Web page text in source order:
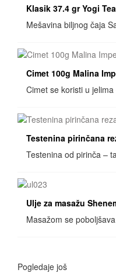
Klasik 37.4 gr Yogi Tea
Mešavina biljnog čaja
Cimet 100g Malina
Cimet se koristi u
Testenina pirinčana
Testenina od pirinča –
Ulje za masažu
Masažom se
Pogledaje još